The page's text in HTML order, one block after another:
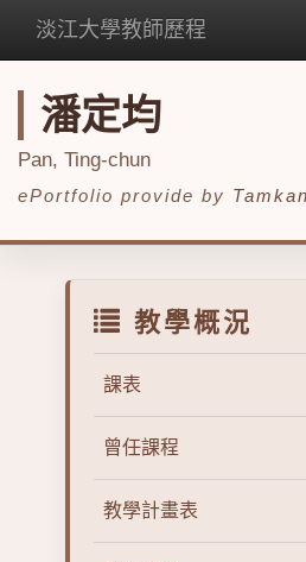
淡江大學教師歷程
潘定均
Pan, Ting-chun
ePortfolio provide by
教學概況
課表
曾任課程
教學計畫表